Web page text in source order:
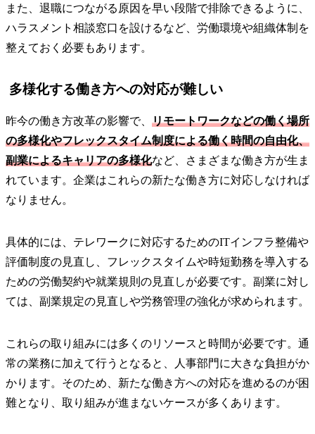
また、退職につながる原因を早い段階で排除できるように、
ハラスメント相談窓口を設けるなど、労働環境や組織体制を
整えておく必要もあります。
多様化する働き方への対応が難しい
昨今の働き方改革の影響で、 リモートワークなどの働く場所
の多様化やフレックスタイム制度による働く時間の自由化、
副業によるキャリアの多様化など、さまざまな働き方が生ま
れています。企業はこれらの新たな働き方に対応しなければ
なりません。
具体的には、テレワークに対応するためのITインフラ整備や
評価制度の見直し、フレックスタイムや時短勤務を導入する
ための労働契約や就業規則の見直しが必要です。副業に対し
ては、副業規定の見直しや労務管理の強化が求められます。
これらの取り組みには多くのリソースと時間が必要です。通
常の業務に加えて行うとなると、人事部門に大きな負担がか
かります。そのため、新たな働き方への対応を進めるのが困
難となり、取り組みが進まないケースが多くあります。